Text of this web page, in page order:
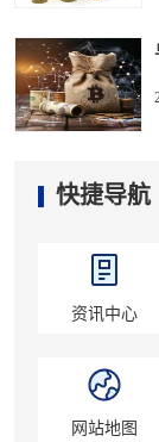
快捷导航
资讯中心
网站地图